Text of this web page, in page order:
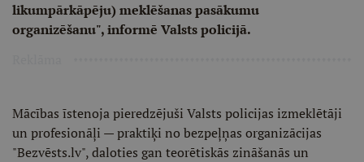
likumpārkāpēju) meklēšanas pasākumu
organizēšanu", informē Valsts policijā.
Mācības īstenoja pieredzējuši Valsts policijas izmeklētāji
un profesionāļi — praktiķi no bezpeļņas organizācijas
"Bezvēsts.lv", daloties gan teorētiskās zināšanās un